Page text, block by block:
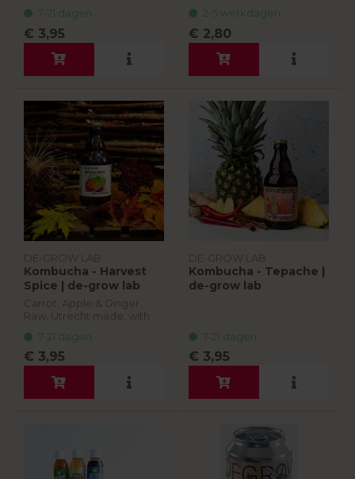
ingredients. 330 ml
7-21 dagen
€ 3,95
mogelijk alcohol gestopt.
Het lage
alcoholpercentage (<0,5%)
wordt bereikt door het
gebru...
2-5 werkdagen
€ 2,80
DE-GROW LAB
Kombucha - Harvest
Spice | de-grow lab
Carrot, Apple & Ginger.
Raw, Utrecht made, with
ingredients. 330 ml
7-21 dagen
€ 3,95
DE-GROW LAB
Kombucha - Tepache |
de-grow lab
7-21 dagen
€ 3,95